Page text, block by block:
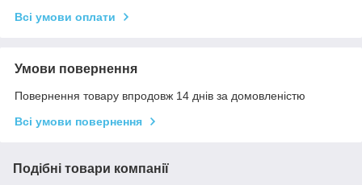
Всі умови оплати
Умови повернення
Повернення товару впродовж 14 днів за домовленістю
Всі умови повернення
Подібні товари компанії